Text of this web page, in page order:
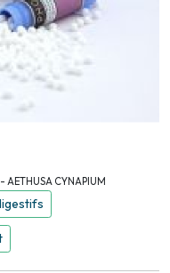
CYNAPIUM